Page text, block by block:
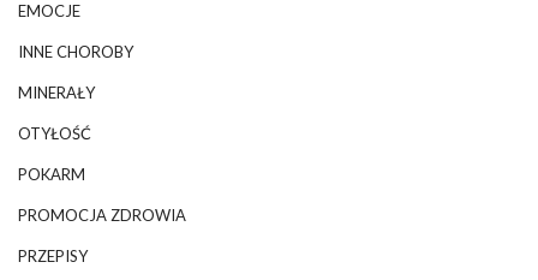
EMOCJE
INNE CHOROBY
MINERAŁY
OTYŁOŚĆ
POKARM
PROMOCJA ZDROWIA
PRZEPISY